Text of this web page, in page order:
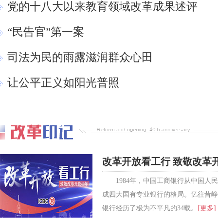
党的十八大以来教育领域改革成果述评
“民告官”第一案
司法为民的雨露滋润群众心田
让公平正义如阳光普照
改革开放看工行 致敬改革
1984年，中国工商银行从中国人
成四大国有专业银行的格局。忆往昔
银行经历了极为不平凡的34载。
[更多]